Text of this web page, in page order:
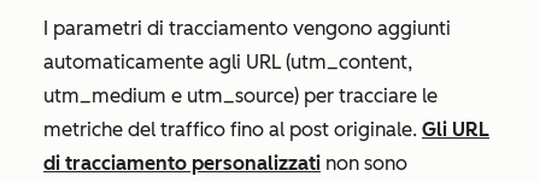
I parametri di tracciamento vengono aggiunti
automaticamente agli URL (utm_content,
utm_medium e utm_source) per tracciare le
metriche del traffico fino al post originale. Gli URL
di tracciamento personalizzati non sono